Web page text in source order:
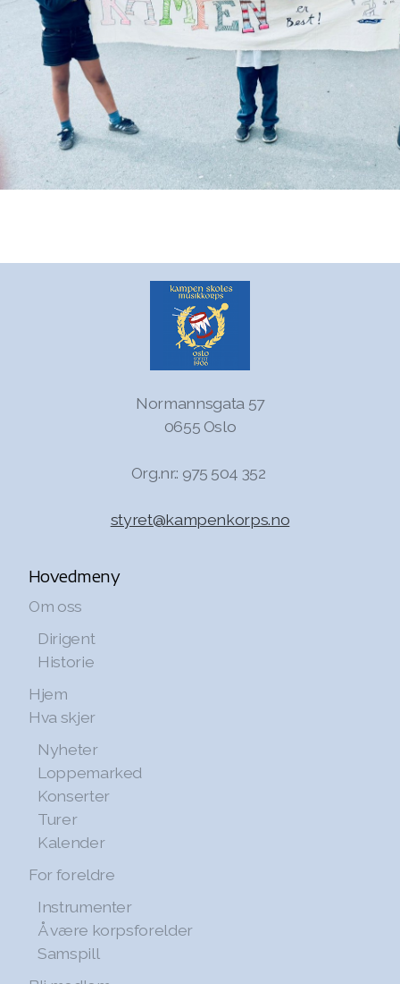
Normannsgata 57
0655 Oslo
Org.nr.: 975 504 352
styret@kampenkorps.no
Hovedmeny
Om oss
Dirigent
Historie
Hjem
Hva skjer
Nyheter
Loppemarked
Konserter
Turer
Kalender
For foreldre
Instrumenter
Å være korpsforelder
Samspill